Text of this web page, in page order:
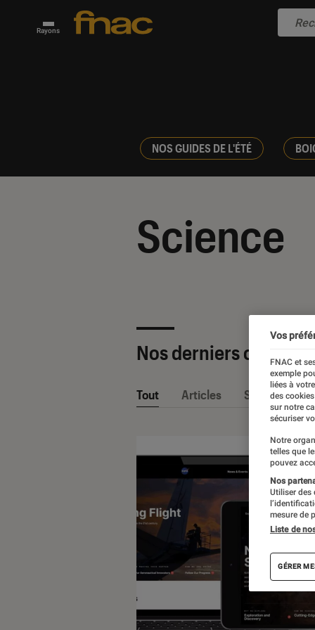
Rayons
NOS GUIDES DE L'ÉTÉ
Science
Nos derniers
Tout Articles Sélections et
Vos
FNAC et
exemple
liées à
des
sur notre
sécuriser
Notre
telles que
pouvez
Nos
Utiliser des
mesure de
Liste de
GÉRER